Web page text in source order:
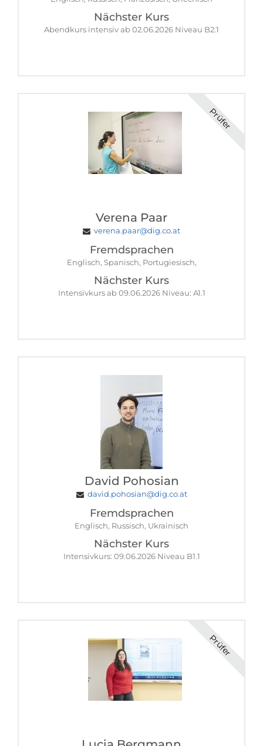
Nächster Kurs
Abendkurs intensiv ab 02.06.2026 Niveau B2.1
Prüfer
Verena Paar
verena.paar@dig.co.at
Fremdsprachen
Englisch, Spanisch, Portugiesisch,
Nächster Kurs
Intensivkurs ab 09.06.2026 Niveau: A1.1
David Pohosian
david.pohosian@dig.co.at
Fremdsprachen
Englisch, Russisch, Ukrainisch
Nächster Kurs
Intensivkurs: 09.06.2026 Niveau B1.1
Prüfer